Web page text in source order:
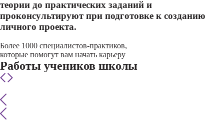
теории до практических заданий и
проконсультируют при подготовке к созданию
личного проекта.
Более 1000 специалистов-практиков,
которые помогут вам начать карьеру
Работы учеников школы